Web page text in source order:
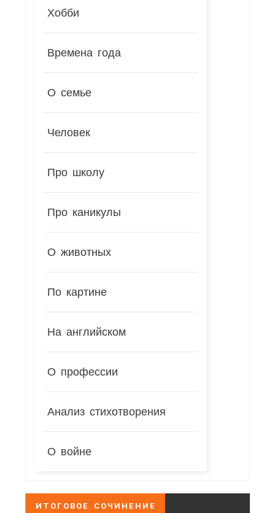
Хобби
Времена года
О семье
Человек
Про школу
Про каникулы
О животных
По картине
На английском
О профессии
Анализ стихотворения
О войне
ИТОГОВОЕ СОЧИНЕНИЕ